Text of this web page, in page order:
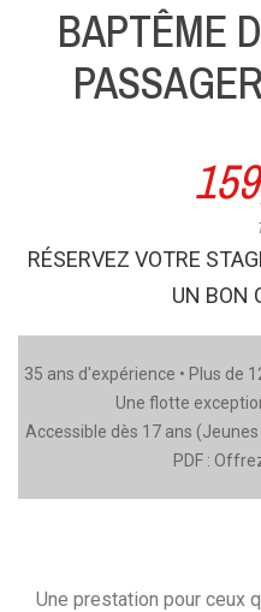
BAPTÊME
RÉSERVEZ VOTRE
UN BON
35 ans d'expérience • Plus de
Une flotte
Accessible dès 17 ans
PDF :
Une prestation pour ceux